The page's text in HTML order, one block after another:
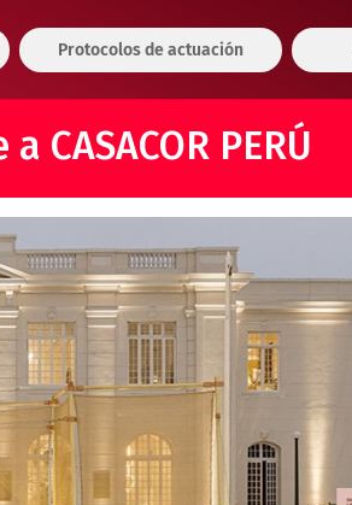
Protocolos de actuación
CASACOR PERÚ